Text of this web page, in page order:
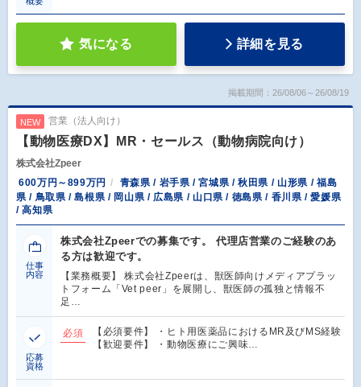
気になる 詳細を見る
掲載期間：26/08/06～26/08/19
NEW 営業（法人向け）
【動物医療DX】MR・セールス（動物病院向け）
株式会社Zpeer
600万円～899万円
青森県 / 岩手県 / 宮城県 / 秋田県 / 山形県 / 福島
県 / 鳥取県 / 島根県 / 岡山県 / 広島県 / 山口県 / 徳島県 / 香川県 / 愛媛県
/ 高知県
仕事
内容
株式会社Zpeerでの募集です。 代理店営業のご経験のあ
る方は歓迎です。
【業務概要】 株式会社Zpeerは、獣医師向けメディアプラッ
トフォーム「Vet peer」を展開し、獣医師の孤独と情報不
足…
応募
資格
必須
【必須要件】 ・ヒト用医薬品におけるMR及びMS経験
【歓迎要件】 ・動物医療にご興味…